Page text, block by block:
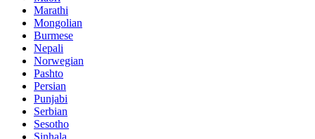
Marathi
Mongolian
Burmese
Nepali
Norwegian
Pashto
Persian
Punjabi
Serbian
Sesotho